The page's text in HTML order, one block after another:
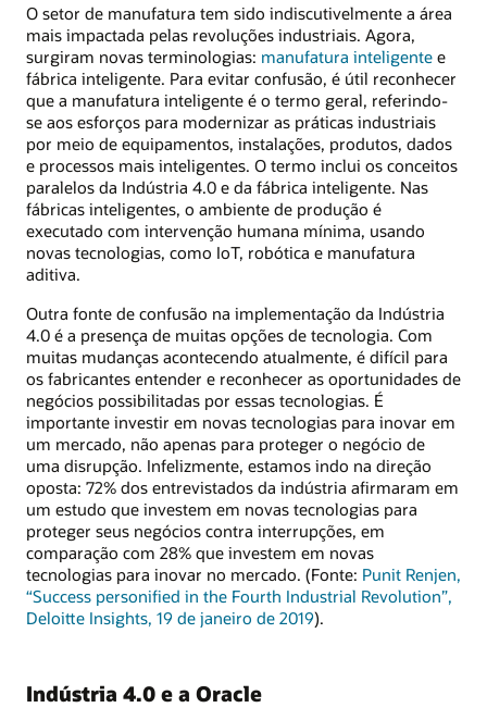
O setor de manufatura tem sido indiscutivelmente a área
mais impactada pelas revoluções industriais. Agora,
surgiram novas terminologias: manufatura inteligente e
fábrica inteligente. Para evitar confusão, é útil reconhecer
que a manufatura inteligente é o termo geral, referindo-
se aos esforços para modernizar as práticas industriais
por meio de equipamentos, instalações, produtos, dados
e processos mais inteligentes. O termo inclui os conceitos
paralelos da Indústria 4.0 e da fábrica inteligente. Nas
fábricas inteligentes, o ambiente de produção é
executado com intervenção humana mínima, usando
novas tecnologias, como IoT, robótica e manufatura
aditiva.
Outra fonte de confusão na implementação da Indústria
4.0 é a presença de muitas opções de tecnologia. Com
muitas mudanças acontecendo atualmente, é difícil para
os fabricantes entender e reconhecer as oportunidades de
negócios possibilitadas por essas tecnologias. É
importante investir em novas tecnologias para inovar em
um mercado, não apenas para proteger o negócio de
uma disrupção. Infelizmente, estamos indo na direção
oposta: 72% dos entrevistados da indústria afirmaram em
um estudo que investem em novas tecnologias para
proteger seus negócios contra interrupções, em
comparação com 28% que investem em novas
tecnologias para inovar no mercado. (Fonte: Punit Renjen,
“Success personified in the Fourth Industrial Revolution”,
Deloitte Insights, 19 de janeiro de 2019).
Indústria 4.0 e a Oracle